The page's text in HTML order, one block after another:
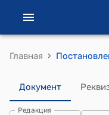
Главная ›
Документ
Редакция